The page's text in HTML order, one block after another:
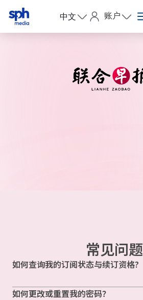
中文 账户
常见问题
如何查询我的订阅状态与续订资格?
如何更改或重置我的密码？